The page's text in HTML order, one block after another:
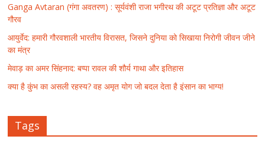
Ganga Avtaran (गंगा अवतरण) : सूर्यवंशी राजा भगीरथ की अटूट प्रतिज्ञा और अटूट
गौरव
आयुर्वेद: हमारी गौरवशाली भारतीय विरासत, जिसने दुनिया को सिखाया निरोगी जीवन जीने
का मंत्र
मेवाड़ का अमर सिंहनाद: बप्पा रावल की शौर्य गाथा और इतिहास
क्या है कुंभ का असली रहस्य? वह अमृत योग जो बदल देता है इंसान का भाग्य!
Tags